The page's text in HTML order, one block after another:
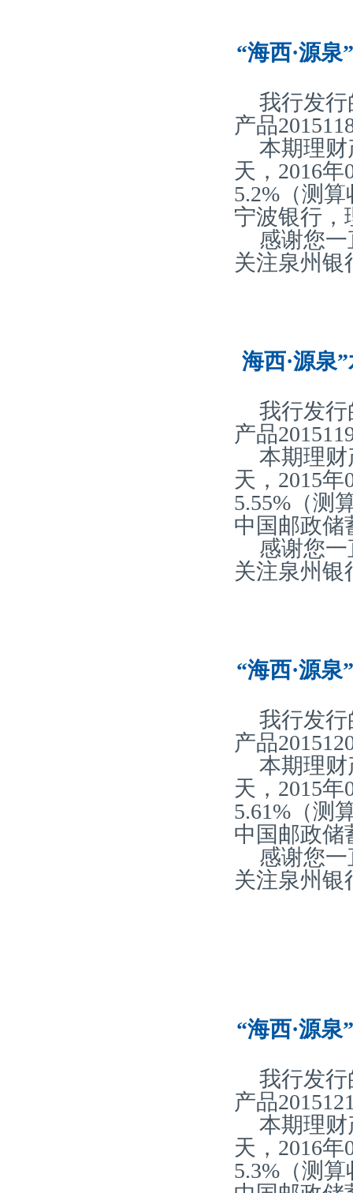
“海西·源
我行发行
产品
本期理财
天，2016
5.2%（测
宁波银行，
感谢您
关注泉州银
海西·源泉
我行发行
产品
本期理财
天，2015
5.55%（测
中国邮政储
感谢您
关注泉州银
“海西·源
我行发行
产品
本期理财
天，2015
5.61%（测
中国邮政储
感谢您
关注泉州银
“海西·源
我行发行
产品
本期理财
天，2016
5.3%（测